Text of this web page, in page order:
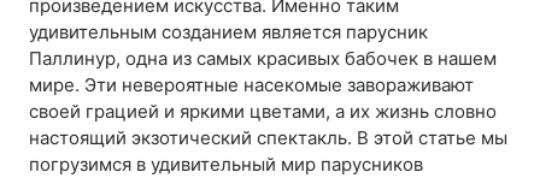
произведением искусства. Именно таким
удивительным созданием является парусник
Паллинур, одна из самых красивых бабочек в нашем
мире. Эти невероятные насекомые завораживают
своей грацией и яркими цветами, а их жизнь словно
настоящий экзотический спектакль. В этой статье мы
погрузимся в удивительный мир парусников